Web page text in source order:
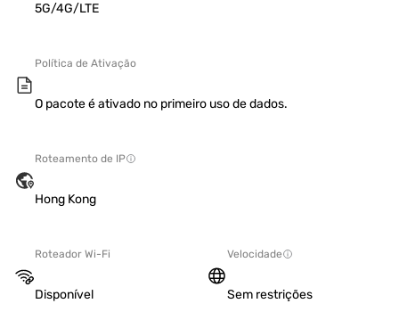
5G/4G/LTE
Política de Ativação
O pacote é ativado no primeiro uso de dados.
Roteamento de IP
Hong Kong
Roteador Wi-Fi
Disponível
Velocidade
Sem restrições